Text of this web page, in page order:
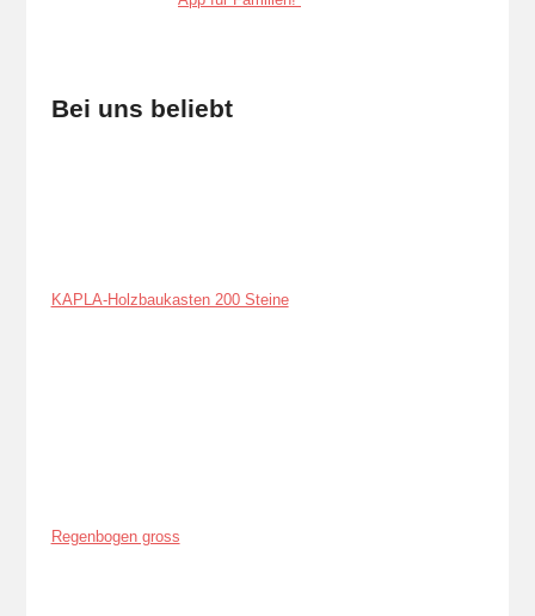
Bei uns beliebt
KAPLA-Holzbaukasten 200 Steine
Regenbogen gross